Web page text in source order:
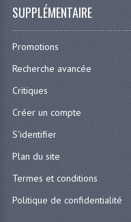
SUPPLÉMENTAIRE
Promotions
Recherche avancée
Critiques
Créer un compte
S'identifier
Plan du site
Termes et conditions
Politique de confidentialité